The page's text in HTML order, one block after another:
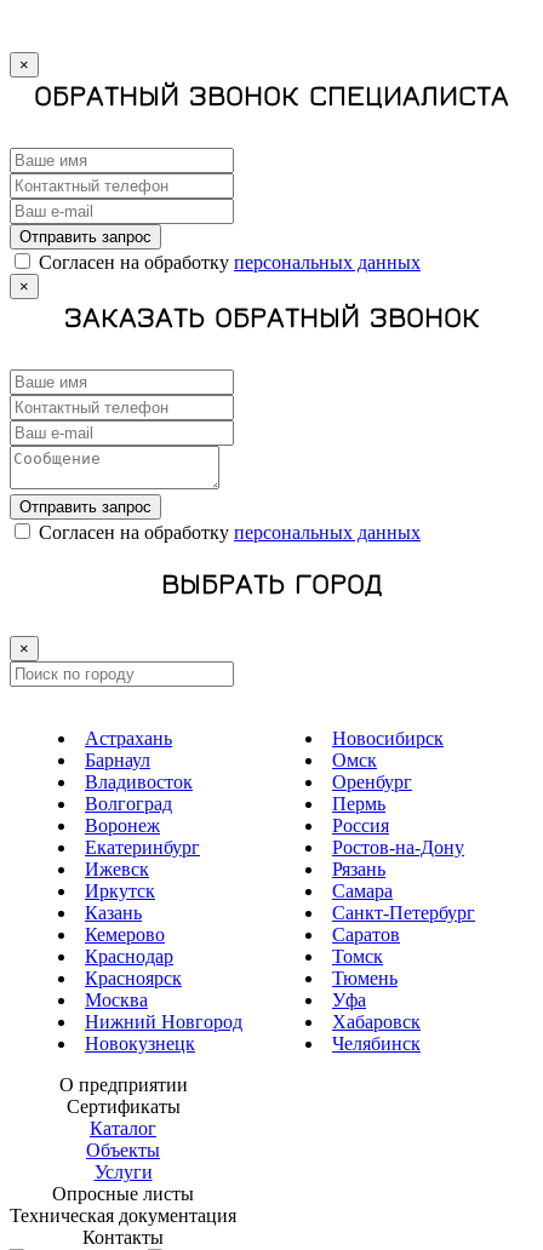
×
ОБРАТНЫЙ ЗВОНОК СПЕЦИАЛИСТА
Отправить запрос
Cогласен на обработку персональных данных
×
ЗАКАЗАТЬ ОБРАТНЫЙ ЗВОНОК
Отправить запрос
Cогласен на обработку персональных данных
ВЫБРАТЬ ГОРОД
×
Астрахань
Барнаул
Владивосток
Волгоград
Воронеж
Екатеринбург
Ижевск
Иркутск
Казань
Кемерово
Краснодар
Красноярск
Москва
Нижний Новгород
Новокузнецк
Новосибирск
Омск
Оренбург
Пермь
Россия
Ростов-на-Дону
Рязань
Самара
Санкт-Петербург
Саратов
Томск
Тюмень
Уфа
Хабаровск
Челябинск
О предприятии
Сертификаты
Каталог
Объекты
Услуги
Опросные листы
Техническая документация
Контакты